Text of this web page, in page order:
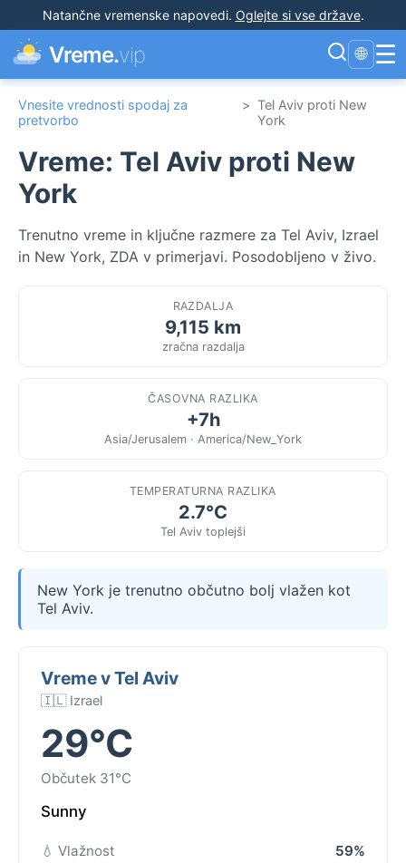
Natančne vremenske napovedi. Oglejte si vse države.
Vreme.vip 🌐 ☰
Vnesite vrednosti spodaj za
pretvorbo
> Tel Aviv proti New
York
Vreme: Tel Aviv proti New
York
Trenutno vreme in ključne razmere za Tel Aviv, Izrael
in New York, ZDA v primerjavi. Posodobljeno v živo.
RAZDALJA
9,115 km
zračna razdalja
ČASOVNA RAZLIKA
+7h
Asia/Jerusalem · America/New_York
TEMPERATURNA RAZLIKA
2.7°C
Tel Aviv toplejši
New York je trenutno občutno bolj vlažen kot
Tel Aviv.
Vreme v Tel Aviv
🇮🇱 Izrael
29°C
Občutek 31°C
Sunny
💧 Vlažnost
59%